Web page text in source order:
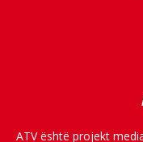
ATV është projekt